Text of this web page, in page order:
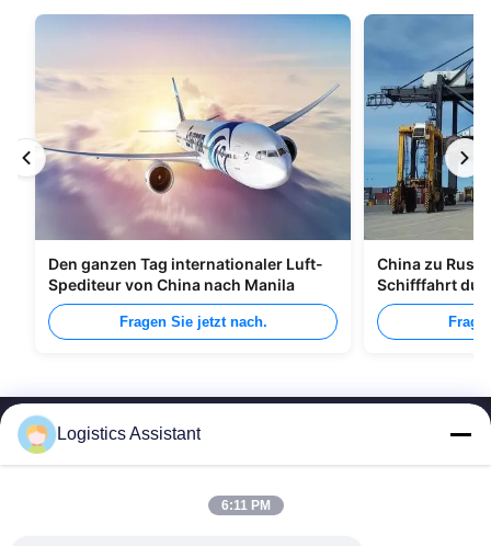
Den ganzen Tag internationaler Luft-
Spediteur von China nach Manila
Fragen Sie jetzt nach.
China zu
Schifffahrt
Logistics Assistant
6:11 PM